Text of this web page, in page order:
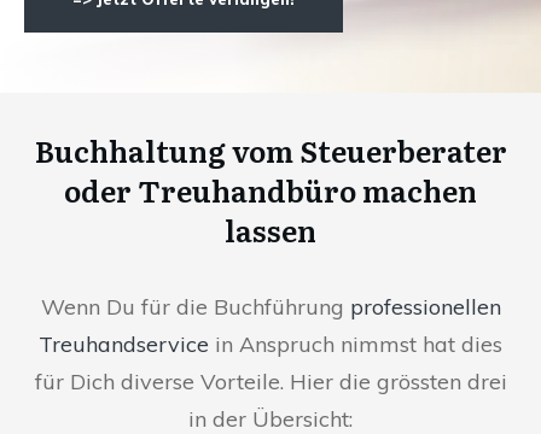
Buchhaltung vom Steuerberater
oder Treuhandbüro machen
lassen
Wenn Du für die Buchführung professionellen
Treuhandservice in Anspruch nimmst hat dies
für Dich diverse Vorteile. Hier die grössten drei
in der Übersicht: